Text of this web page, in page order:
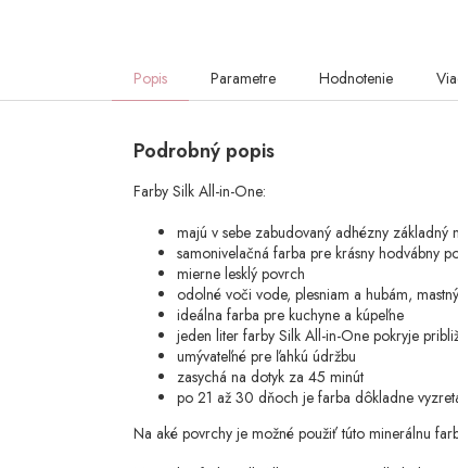
Popis Parametre Hodnotenie
Podrobný popis
Farby Silk All-in-One:
majú v sebe zabudovaný adhézny
samonivelačná farba pre krásny hodvábny
mierne lesklý povrch
odolné voči vode, plesniam a hubám,
ideálna farba pre kuchyne a kúpeľne
jeden liter farby Silk All-in-One pokryje
umývateľné pre ľahkú údržbu
zasychá na dotyk za 45 minút
po 21 až 30 dňoch je farba dôkladne
Na aké povrchy je možné použiť túto minerálnu